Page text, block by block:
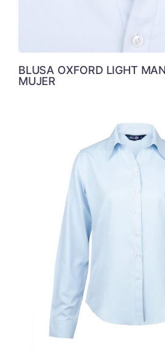
BLUSA OXFORD LIGHT
MUJER